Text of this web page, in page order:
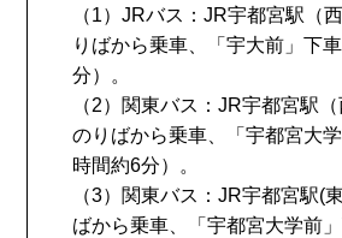
（1）JRバス：JR宇都宮駅（
りばから乗車、「宇大前」下
分）。
（2）関東バス：JR宇都宮駅
のりばから乗車、「宇都宮大
時間約6分）。
（3）関東バス：JR宇都宮駅(
ばから乗車、「宇都宮大学前